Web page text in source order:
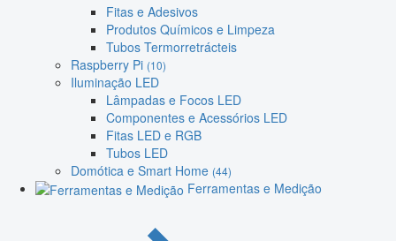
Fitas e Adesivos
Produtos Químicos e Limpeza
Tubos Termorretrácteis
Raspberry Pi (10)
Iluminação LED
Lâmpadas e Focos LED
Componentes e Acessórios LED
Fitas LED e RGB
Tubos LED
Domótica e Smart Home (44)
Ferramentas e Medição